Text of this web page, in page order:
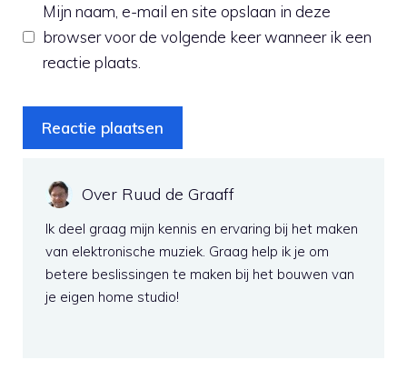
Mijn naam, e-mail en site opslaan in deze
browser voor de volgende keer wanneer ik een
reactie plaats.
Over Ruud de Graaff
Ik deel graag mijn kennis en ervaring bij het maken
van elektronische muziek. Graag help ik je om
betere beslissingen te maken bij het bouwen van
je eigen home studio!